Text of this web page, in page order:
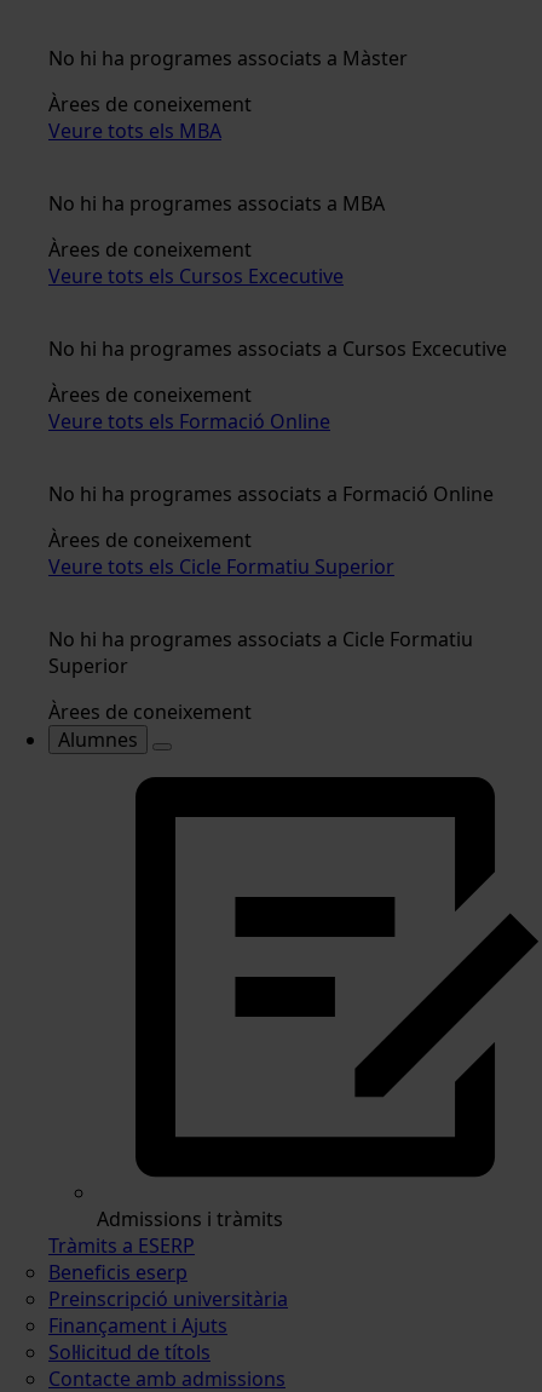
No hi ha programes associats a Màster
Àrees de coneixement
Veure tots els MBA
No hi ha programes associats a MBA
Àrees de coneixement
Veure tots els Cursos Excecutive
No hi ha programes associats a Cursos Excecutive
Àrees de coneixement
Veure tots els Formació Online
No hi ha programes associats a Formació Online
Àrees de coneixement
Veure tots els Cicle Formatiu Superior
No hi ha programes associats a Cicle Formatiu
Superior
Àrees de coneixement
Alumnes
Admissions i tràmits
Tràmits a ESERP
Beneficis eserp
Preinscripció universitària
Finançament i Ajuts
Sol·licitud de títols
Contacte amb admissions